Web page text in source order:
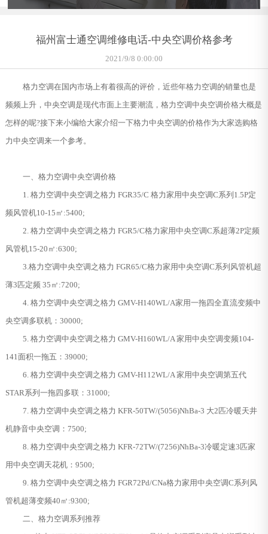
福州富士通空调维修电话-中央空调价格参考
2021/9/8 0:00:00
格力空调在国内市场上有着很高的评价，近些年格力空调的销量也是
频频上升，中央空调是现代市面上主要潮流，格力空调中央空调价格大概是
怎样的呢?接下来小编给大家介绍一下格力中央空调的价格作为大家选购格
力中央空调来一个参考。
一、格力空调中央空调价格
1. 格力空调中央空调之格力 FGR35/C 格力家用中央空调C系列1.5P定
频风管机10-15㎡:5400;
2. 格力空调中央空调之格力 FGR5/C格力家用中央空调C系超薄2P定频
风管机15-20㎡:6300;
3.格力空调中央空调之格力 FGR65/C格力家用中央空调C系列风管机超
薄3匹定频 35㎡:7200;
4. 格力空调中央空调之格力 GMV-H140WL/A家用一拖四全直流变频中
央空调多联机：30000;
5. 格力空调中央空调之格力 GMV-H160WL/A 家用中央空调变频104-
141面积一拖五：39000;
6. 格力空调中央空调之格力 GMV-H112WL/A 家用中央空调第五代
STAR系列一拖四多联：31000;
7. 格力空调中央空调之格力 KFR-50TW/(5056)NhBa-3 大2匹冷暖天井
机静音中央空调：7500;
8. 格力空调中央空调之格力 KFR-72TW/(7256)NhBa-3冷暖定速3匹家
用中央空调天花机：9500;
9. 格力空调中央空调之格力 FGR72Pd/CNa格力家用中央空调C系列风
管机超薄变频40㎡:9300;
二、格力空调系列推荐